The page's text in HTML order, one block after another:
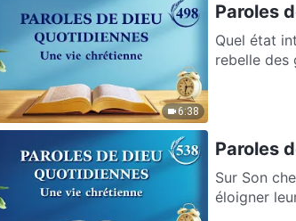
6:38
Paroles
Quel état
rebelle des
Paroles
Sur Son
éloigner